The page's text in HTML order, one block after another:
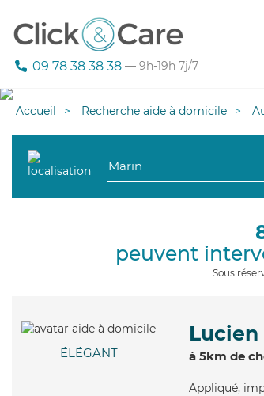
09 78 38 38 38 — 9h-19h 7j/7
Accueil Recherche aide à domicile
peuvent
Sous
ÉLÉGANT
Lucien
à 5km de
Appliqué,